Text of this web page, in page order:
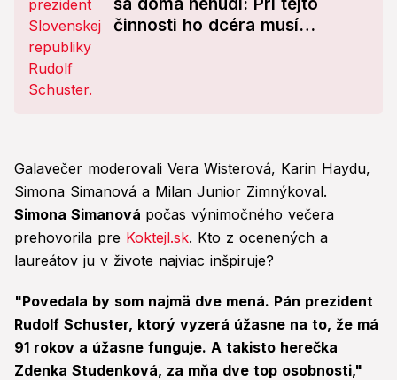
činnosti ho dcéra musí
Galavečer moderovali Vera Wisterová, Karin Haydu,
Simona Simanová a Milan Junior Zimnýkoval.
Simona Simanová počas výnimočného večera
prehovorila pre Koktejl.sk. Kto z ocenených a
laureátov ju v živote najviac inšpiruje?
"Povedala by som najmä dve mená. Pán prezident
Rudolf Schuster, ktorý vyzerá úžasne na to, že má
91 rokov a úžasne funguje. A takisto herečka
Zdenka Studenková, za mňa dve top osobnosti,"